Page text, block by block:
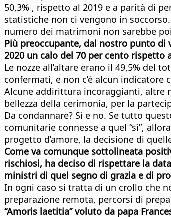
50,3% , rispetto al 2019 e a parità di
statistiche non ci vengono in
numero dei matrimoni non sarebbe
Più preoccupante, dal nostro punto
2020 un calo del 70 per cento rispetto
Le nozze all’altare erano il 49,5% del
confermati, e non c’è alcun
Alcune addirittura incoraggianti, altre
bellezza della cerimonia, per la
Da condannare? Sì e no. Se tutto
comunitarie connesse a quel “sì”,
progetto d’amore, la decisione di
Come va comunque sottolineata
rischiosi, ha deciso di rispettare la
ministri di quel segno di grazia e di
In ogni caso si tratta di un crollo che
preparazione remota, percorsi di
“Amoris laetitia” voluto da papa